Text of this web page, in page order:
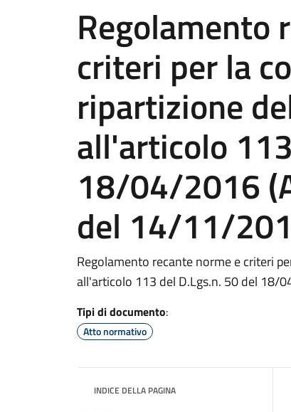
Regolamento
criteri per la
ripartizione
all'articolo
18/04/2016
del 14/11/
Regolamento recante norme e criteri
all'articolo 113 del D.Lgs.n. 50 del 18/
Tipi di documento:
Atto normativo
INDICE DELLA PAGINA